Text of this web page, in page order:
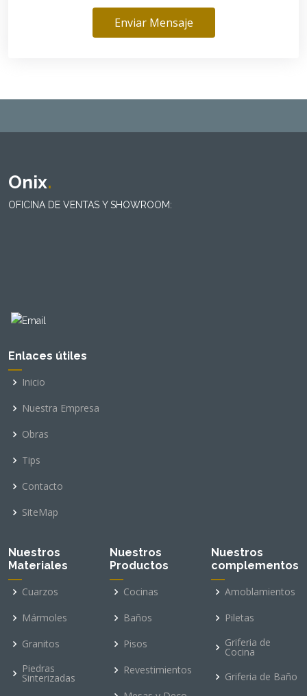
Enviar Mensaje
Onix.
OFICINA DE VENTAS Y SHOWROOM:
Enlaces útiles
Inicio
Nuestra Empresa
Obras
Tips
Contacto
SiteMap
Nuestros
Materiales
Cuarzos
Mármoles
Granitos
Piedras
Sinterizadas
Nuestros
Productos
Cocinas
Baños
Pisos
Revestimientos
Nuestros
complementos
Amoblamientos
Piletas
Griferia de
Cocina
Griferia de Baño